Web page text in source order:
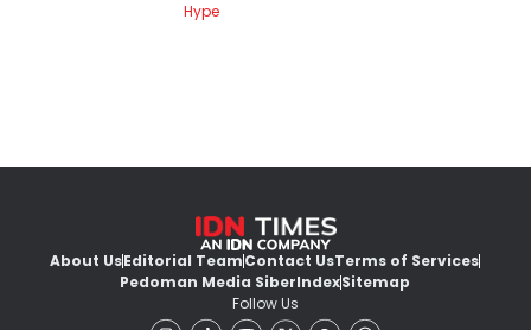
Hype
About UsEditorial TeamContact UsTerms of Services
Pedoman Media SiberIndexSitemap
Follow Us